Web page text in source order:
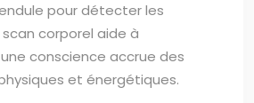
pour détecter les
scan corporel aide à
conscience accrue des
et énergétiques.